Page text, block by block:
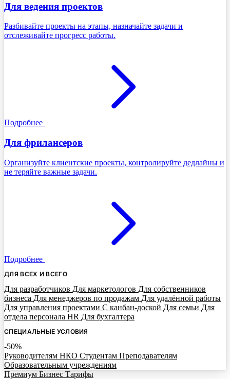
Для ведения проектов
Разбивайте проекты на этапы, назначайте задачи и
отслеживайте прогресс работы.
Подробнее
Для фрилансеров
Организуйте клиентские проекты, контролируйте дедлайны и
не теряйте важные задачи.
Подробнее
ДЛЯ ВСЕХ И ВСЕГО
Для разработчиков Для маркетологов Для собственников
бизнеса Для менеджеров по продажам Для удалённой работы
Для управления проектами С канбан-доской Для семьи Для
отдела персонала HR Для бухгалтера
СПЕЦИАЛЬНЫЕ УСЛОВИЯ
-50%
Руководителям НКО Студентам Преподавателям
Образовательным учреждениям
Премиум Бизнес Тарифы